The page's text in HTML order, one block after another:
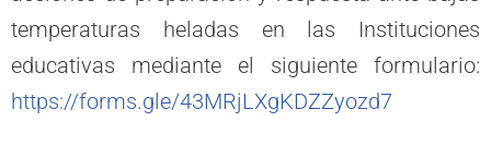
temperaturas heladas en las Instituciones
educativas mediante el siguiente formulario:
https://forms.gle/43MRjLXgKDZZyozd7